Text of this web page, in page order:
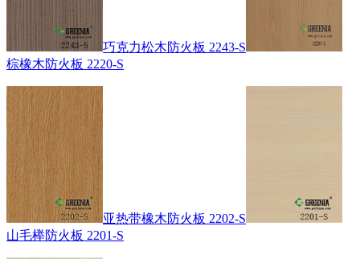
巧克力松木防火板 2243-S
棕橡木防火板 2220-S
亚热带橡木防火板 2202-S
山毛榉防火板 2201-S